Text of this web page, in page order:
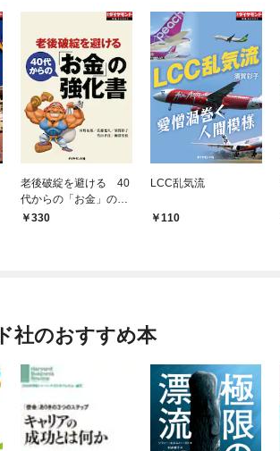
老後破綻を避ける 40
代からの「お金」の強
化書330
LCC乱気流
110
社のおすすめ本